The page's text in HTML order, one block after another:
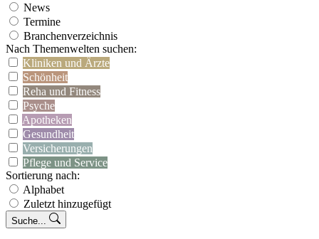
News
Termine
Branchenverzeichnis
Nach Themenwelten suchen:
Kliniken und Ärzte
Schönheit
Reha und Fitness
Psyche
Apotheken
Gesundheit
Versicherungen
Pflege und Service
Sortierung nach:
Alphabet
Zuletzt hinzugefügt
Suche...